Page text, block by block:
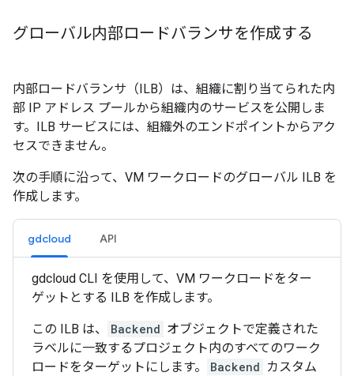
グローバル内部ロードバランサを作成する
内部ロードバランサ（ILB）は、組織に割り当てられた内
部 IP アドレス プールから組織内のサービスを公開しま
す。ILB サービスには、組織外のエンドポイントからアク
セスできません。
次の手順に沿って、VM ワークロードのグローバル ILB を
作成します。
gdcloud API
gdcloud CLI を使用して、VM ワークロードをター
ゲットとする ILB を作成します。
この ILB は、 Backend オブジェクトで定義された
ラベルに一致するプロジェクト内のすべてのワーク
ロードをターゲットにします。
Backend カスタム